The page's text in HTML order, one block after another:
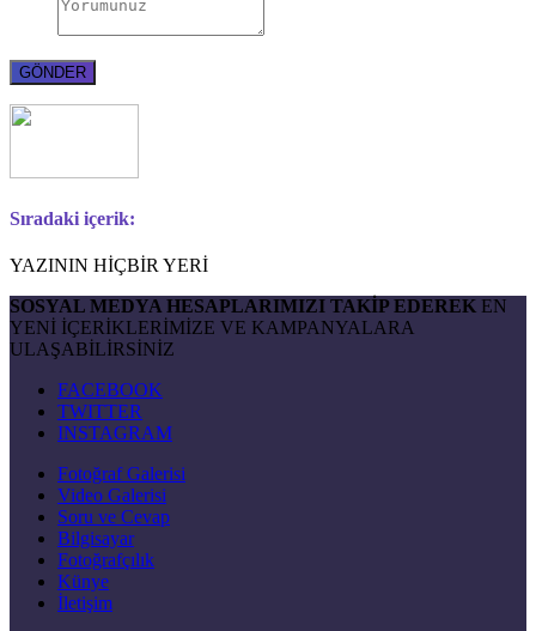
Sıradaki içerik:
YAZININ HİÇBİR YERİ
SOSYAL MEDYA HESAPLARIMIZI TAKİP EDEREK EN
YENİ İÇERİKLERİMİZE VE KAMPANYALARA
ULAŞABİLİRSİNİZ
FACEBOOK
TWITTER
INSTAGRAM
Fotoğraf Galerisi
Video Galerisi
Soru ve Cevap
Bilgisayar
Fotoğrafçılık
Künye
İletişim